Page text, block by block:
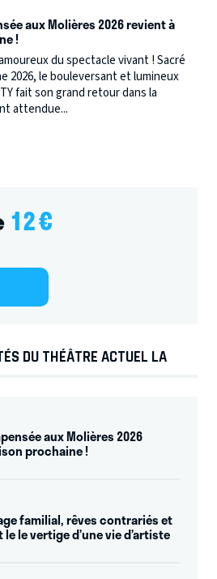
aux Molières 2026 revient à
!
du spectacle vivant ! Sacré
2026, le bouleversant et lumineux
fait son grand retour dans la
attendue...
12€
DU THÉÂTRE ACTUEL LA
aux Molières 2026
prochaine !
familial, rêves contrariés et
le vertige d’une vie d’artiste